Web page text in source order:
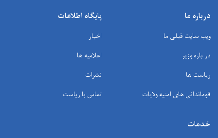
درباره ما
ویب سایت قبلی ما
در باره وزیر
ریاست ها
قوماندانی های امنیه ولایات
پایگاه اطلاعات
اخبار
اعلامیه ها
نشرات
تماس با ریاست
خدمات